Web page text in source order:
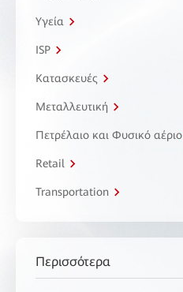
Υγεία
ISP
Κατασκευές
Μεταλλευτική
Πετρέλαιο και Φυσικό αέριο
Retail
Transportation
Περισσότερα